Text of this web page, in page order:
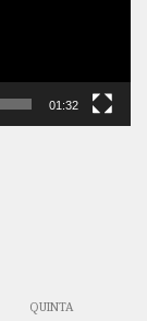
01:32
QUINTA